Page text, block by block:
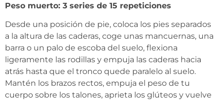
Peso muerto: 3 series de 15 repeticiones
Desde una posición de pie, coloca los pies separados
a la altura de las caderas, coge unas mancuernas, una
barra o un palo de escoba del suelo, flexiona
ligeramente las rodillas y empuja las caderas hacia
atrás hasta que el tronco quede paralelo al suelo.
Mantén los brazos rectos, empuja el peso de tu
cuerpo sobre los talones, aprieta los glúteos y vuelve